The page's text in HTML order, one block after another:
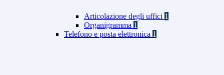
Articolazione degli uffici 1
Organigramma 1
Telefono e posta elettronica 1